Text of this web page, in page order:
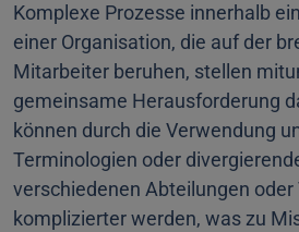
Komplexe Prozesse innerhalb
einer Organisation, die auf der
Mitarbeiter beruhen, stellen
gemeinsame Herausforderung
können durch die Verwendung
Terminologien oder
verschiedenen Abteilungen oder
komplizierter werden, was zu